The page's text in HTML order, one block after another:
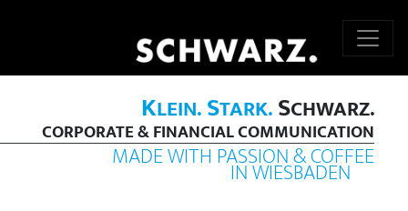
KLEIN.STARK.SCHWARZ.
CORPORATE & FINANCIAL COMMUNICATION
MADE WITH PASSION & COFFEE
IN WIESBADEN